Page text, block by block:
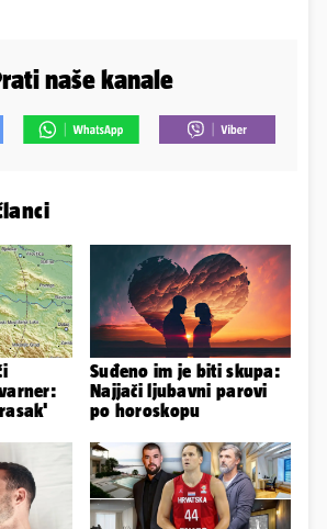
naše kanale
Suđeno im je biti skupa:
Najjači ljubavni parovi
po horoskopu